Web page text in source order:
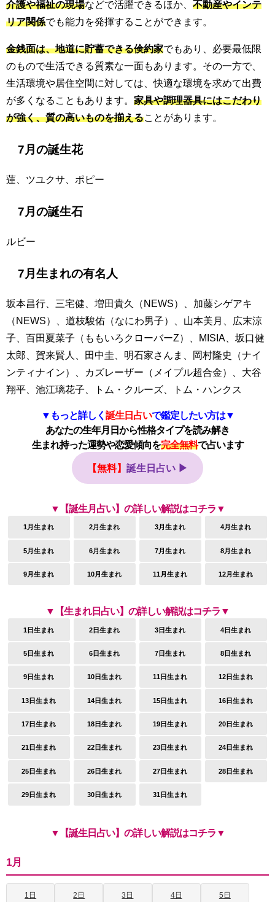
介護や福祉の現場などで活躍できるほか、 不動産やインテ
リア関係でも能力を発揮することができます。
金銭面は、地道に貯蓄できる倹約家でもあり、必要最低限
のもので生活できる質素な一面もあります。その一方で、
生活環境や居住空間に対しては、快適な環境を求めて出費
が多くなることもあります。 家具や調理器具にはこだわり
が強く、質の高いものを揃える ことがあります。
7月の誕生花
蓮、ツユクサ、ポピー
7月の誕生石
ルビー
7月生まれの有名人
坂本昌行、三宅健、増田貴久（NEWS）、加藤シゲアキ
（NEWS）、道枝駿佑（なにわ男子）、山本美月、広末涼
子、百田夏菜子（ももいろクローバーZ）、MISIA、坂口健
太郎、賀来賢人、田中圭、明石家さんま、岡村隆史（ナイ
ンティナイン）、カズレーザー（メイプル超合金）、大谷
翔平、池江璃花子、トム・クルーズ、トム・ハンクス
▼もっと詳しく 誕生日占いで鑑定したい方は▼
あなたの生年月日から性格タイプを読み解き
生まれ持った運勢や恋愛傾向を完全無料で占います
【無料】 誕生日占い ▶
▼【誕生月占い】の詳しい解説はコチラ▼
1月生まれ 2月生まれ 3月生まれ 4月生まれ
5月生まれ 6月生まれ 7月生まれ 8月生まれ
9月生まれ 10月生まれ 11月生まれ 12月生まれ
▼【生まれ日占い】の詳しい解説はコチラ▼
1日生まれ 2日生まれ 3日生まれ 4日生まれ
5日生まれ 6日生まれ 7日生まれ 8日生まれ
9日生まれ 10日生まれ 11日生まれ 12日生まれ
13日生まれ 14日生まれ 15日生まれ 16日生まれ
17日生まれ 18日生まれ 19日生まれ 20日生まれ
21日生まれ 22日生まれ 23日生まれ 24日生まれ
25日生まれ 26日生まれ 27日生まれ 28日生まれ
29日生まれ 30日生まれ 31日生まれ
▼【誕生日占い】の詳しい解説はコチラ▼
1月
1日 2日 3日 4日 5日